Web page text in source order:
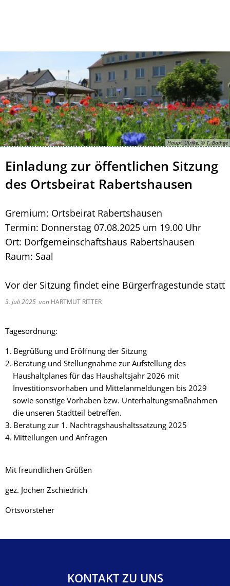
Haupt, Ulrike, © T. Bathge
Einladung zur öffentlichen Sitzung
des Ortsbeirat Rabertshausen
Gremium: Ortsbeirat Rabertshausen
Termin: Donnerstag 07.08.2025 um 19.00 Uhr
Ort: Dorfgemeinschaftshaus Rabertshausen
Raum: Saal
Vor der Sitzung findet eine Bürgerfragestunde statt
3. Juli 2025 von HARTMUT RITTER
Tagesordnung:
Begrüßung und Eröffnung der Sitzung
Beratung und Stellungnahme zur Aufstellung des
Haushaltplanes für das Haushaltsjahr 2026 mit
Investitionsvorhaben und Mittelanmeldungen bis 2029
sowie sonstige Vorhaben bzw. Unterhaltungsmaßnahmen
die unseren Stadtteil betreffen.
Beratung zur 1. Nachtragshaushaltssatzung 2025
Mitteilungen und Anfragen
Mit freundlichen Grüßen
gez. Jochen Zschiedrich
Ortsvorsteher
KONTAKT ZU UNS